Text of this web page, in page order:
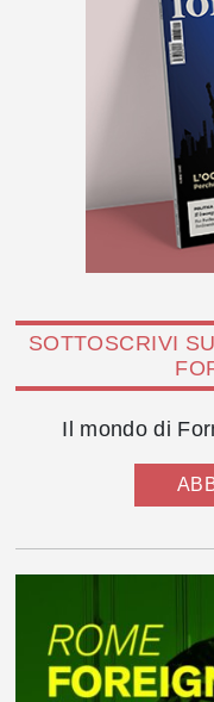
SOTTOSCRIVI
Il mondo di